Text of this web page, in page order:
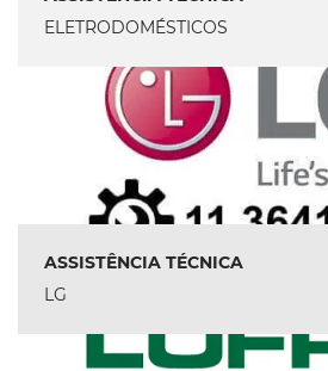
ELETRODOMÉSTICOS
ASSISTÊNCIA TÉCNICA
LG